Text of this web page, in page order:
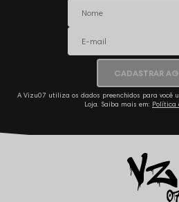
CADASTRAR
A Vizu07 utiliza os dados preenchidos para você
Loja. Saiba mais em: Política